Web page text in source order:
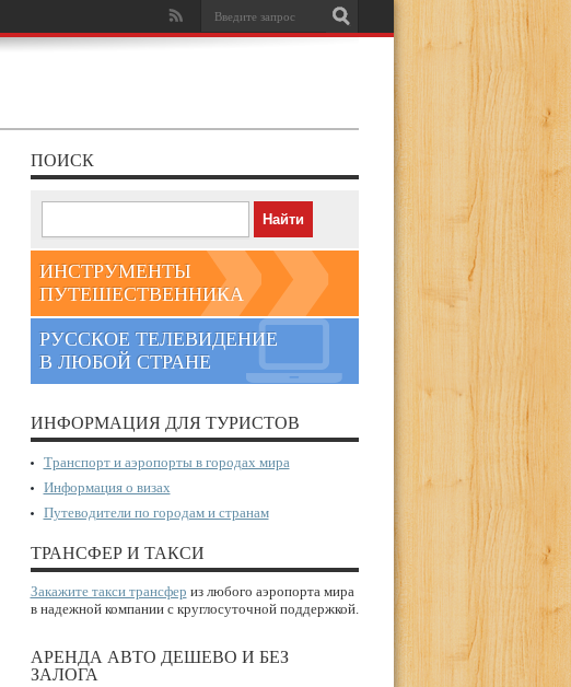
ПОИСК
ИНСТРУМЕНТЫ
ПУТЕШЕСТВЕННИКА
РУССКОЕ ТЕЛЕВИДЕНИЕ
В ЛЮБОЙ СТРАНЕ
ИНФОРМАЦИЯ ДЛЯ ТУРИСТОВ
Транспорт и аэропорты в городах мира
Информация о визах
Путеводители по городам и странам
ТРАНСФЕР И ТАКСИ
Закажите такси трансфер из любого аэропорта мира
в надежной компании с круглосуточной поддержкой.
АРЕНДА АВТО ДЕШЕВО И БЕЗ
ЗАЛОГА